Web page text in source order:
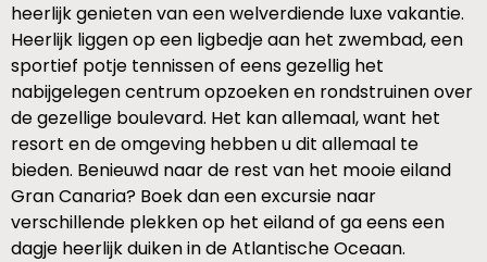
heerlijk genieten van een welverdiende luxe vakantie.
Heerlijk liggen op een ligbedje aan het zwembad, een
sportief potje tennissen of eens gezellig het
nabijgelegen centrum opzoeken en rondstruinen over
de gezellige boulevard. Het kan allemaal, want het
resort en de omgeving hebben u dit allemaal te
bieden. Benieuwd naar de rest van het mooie eiland
Gran Canaria? Boek dan een excursie naar
verschillende plekken op het eiland of ga eens een
dagje heerlijk duiken in de Atlantische Oceaan.